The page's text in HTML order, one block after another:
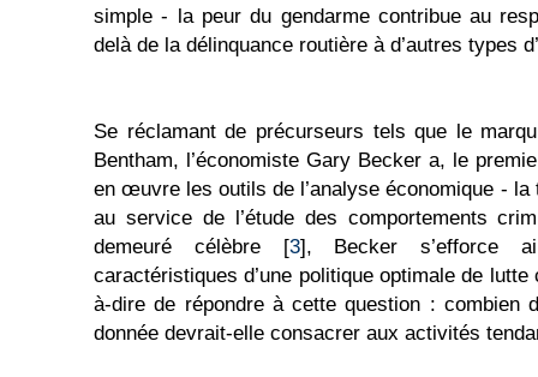
simple - la peur du gendarme contribue au
delà de la délinquance routière à d’autres types
Se réclamant de précurseurs tels que le
Bentham, l’économiste Gary Becker a, le
en œuvre les outils de l’analyse économique -
au service de l’étude des comportements
demeuré célèbre [3], Becker s’efforce
caractéristiques d’une politique optimale de
à-dire de répondre à cette question : combien
donnée devrait-elle consacrer aux activités